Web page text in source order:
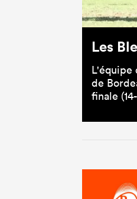
Les
L'équipe
de
finale